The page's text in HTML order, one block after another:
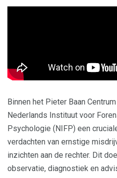
Binnen het Pieter Baan
Nederlands Instituut voor
Psychologie (NIFP) een
verdachten van ernstige
inzichten aan de rechter. Dit
observatie, diagnostiek en